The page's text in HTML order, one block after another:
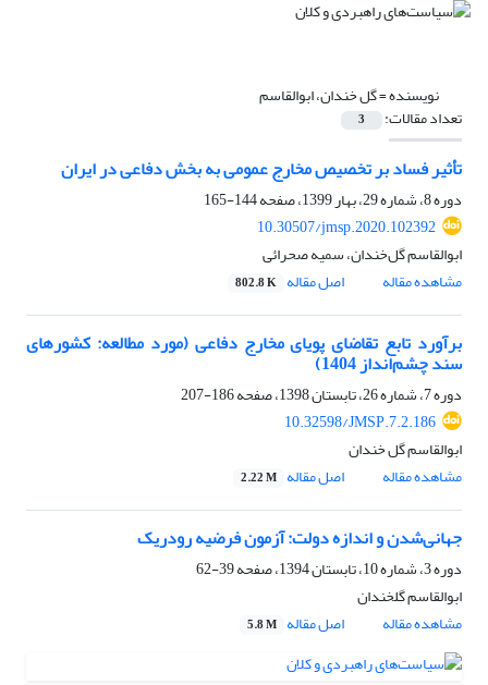
نویسنده =گل خندان، ابوالقاسم
تعداد مقالات: 3
تأثیر فساد بر تخصیص مخارج عمومی به بخش دفاعی در ایران
دوره 8، شماره 29، بهار 1399، صفحه
144-165
10.30507/jmsp.2020.102392
ابوالقاسم گلخندان، سمیه صحرائی
مشاهده مقاله
اصل مقاله 802.8 K
برآورد تابع تقاضای پویای مخارج دفاعی (مورد مطالعه: کشورهای
سند چشم‌انداز 1404)
دوره 7، شماره 26، تابستان 1398، صفحه
186-207
10.32598/JMSP.7.2.186
ابوالقاسم گل خندان
مشاهده مقاله
اصل مقاله 2.22 M
جهانی‌شدن و اندازه دولت: آزمون فرضیه رودریک
دوره 3، شماره 10، تابستان 1394، صفحه
39-62
ابوالقاسم گلخندان
مشاهده مقاله
اصل مقاله 5.8 M